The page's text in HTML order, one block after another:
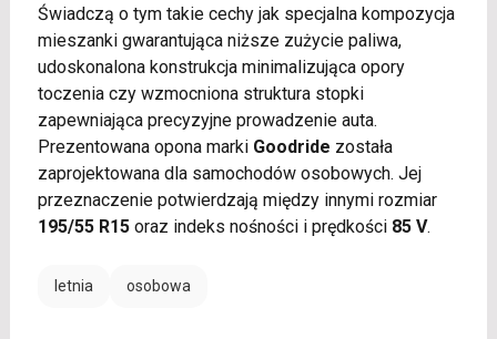
Świadczą o tym takie cechy jak specjalna kompozycja
mieszanki gwarantująca niższe zużycie paliwa,
udoskonalona konstrukcja minimalizująca opory
toczenia czy wzmocniona struktura stopki
zapewniająca precyzyjne prowadzenie auta.
Prezentowana opona marki Goodride została
zaprojektowana dla samochodów osobowych. Jej
przeznaczenie potwierdzają między innymi rozmiar
195/55 R15oraz indeks nośności i prędkości 85 V.
letnia osobowa